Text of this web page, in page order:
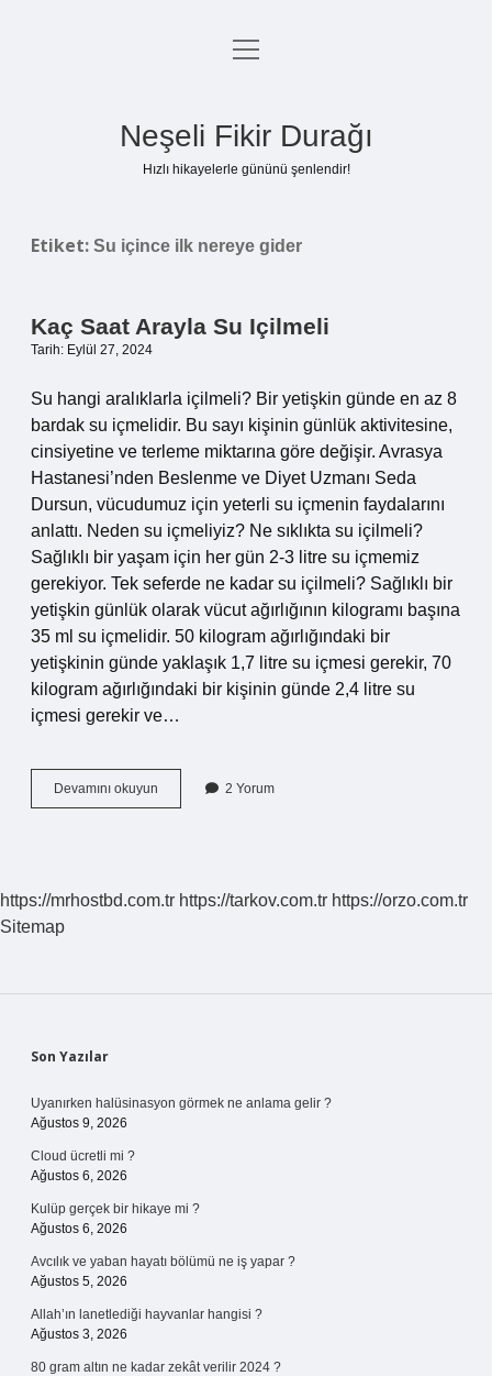
Anasayfa
menüyü
Neşeli Fikir Durağı
Hızlı hikayelerle gününü şenlendir!
Etiket: Su içince ilk nereye gider
Kaç Saat Arayla Su Içilmeli
Tarih: Eylül 27, 2024
Su hangi aralıklarla içilmeli? Bir yetişkin günde en az 8
bardak su içmelidir. Bu sayı kişinin günlük aktivitesine,
cinsiyetine ve terleme miktarına göre değişir. Avrasya
Hastanesi’nden Beslenme ve Diyet Uzmanı Seda
Dursun, vücudumuz için yeterli su içmenin faydalarını
anlattı. Neden su içmeliyiz? Ne sıklıkta su içilmeli?
Sağlıklı bir yaşam için her gün 2-3 litre su içmemiz
gerekiyor. Tek seferde ne kadar su içilmeli? Sağlıklı bir
yetişkin günlük olarak vücut ağırlığının kilogramı başına
35 ml su içmelidir. 50 kilogram ağırlığındaki bir
yetişkinin günde yaklaşık 1,7 litre su içmesi gerekir, 70
kilogram ağırlığındaki bir kişinin günde 2,4 litre su
içmesi gerekir ve…
Devamını okuyun
Saat
2 Yorum
https://mrhostbd.com.tr https://tarkov.com.tr https://orzo.com.tr
Sitemap
Sidebar
Son Yazılar
Uyanırken halüsinasyon görmek ne anlama gelir ?
Ağustos 9, 2026
Cloud ücretli mi ?
Ağustos 6, 2026
Kulüp gerçek bir hikaye mi ?
Ağustos 6, 2026
Avcılık ve yaban hayatı bölümü ne iş yapar ?
Ağustos 5, 2026
Allah’ın lanetlediği hayvanlar hangisi ?
Ağustos 3, 2026
80 gram altın ne kadar zekât verilir 2024 ?